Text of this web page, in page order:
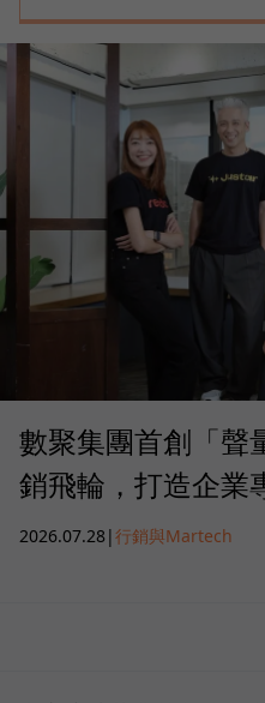
數聚集團首創「聲
銷飛輪，打造企業
2026.07.28|行銷與Martech